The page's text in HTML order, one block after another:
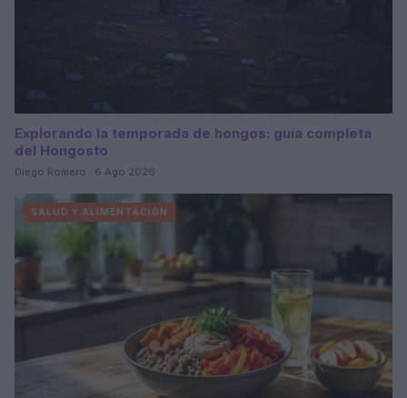
Explorando la temporada de hongos: guía completa
del Hongosto
Diego Romero · 6 Ago 2026
SALUD Y ALIMENTACIÓN